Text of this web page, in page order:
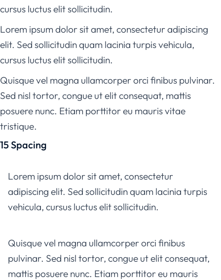
cursus luctus elit sollicitudin.
Lorem ipsum dolor sit amet, consectetur adipiscing
elit. Sed sollicitudin quam lacinia turpis vehicula,
cursus luctus elit sollicitudin.
Quisque vel magna ullamcorper orci finibus pulvinar.
Sed nisl tortor, congue ut elit consequat, mattis
posuere nunc. Etiam porttitor eu mauris vitae
tristique.
15 Spacing
Lorem ipsum dolor sit amet, consectetur
adipiscing elit. Sed sollicitudin quam lacinia turpis
vehicula, cursus luctus elit sollicitudin.
Quisque vel magna ullamcorper orci finibus
pulvinar. Sed nisl tortor, congue ut elit consequat,
mattis posuere nunc. Etiam porttitor eu mauris